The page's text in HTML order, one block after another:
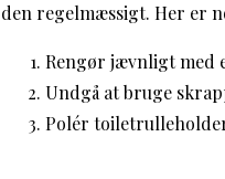
den regelmæssigt. Her er
Rengør jævnligt med
Undgå at bruge
Polér